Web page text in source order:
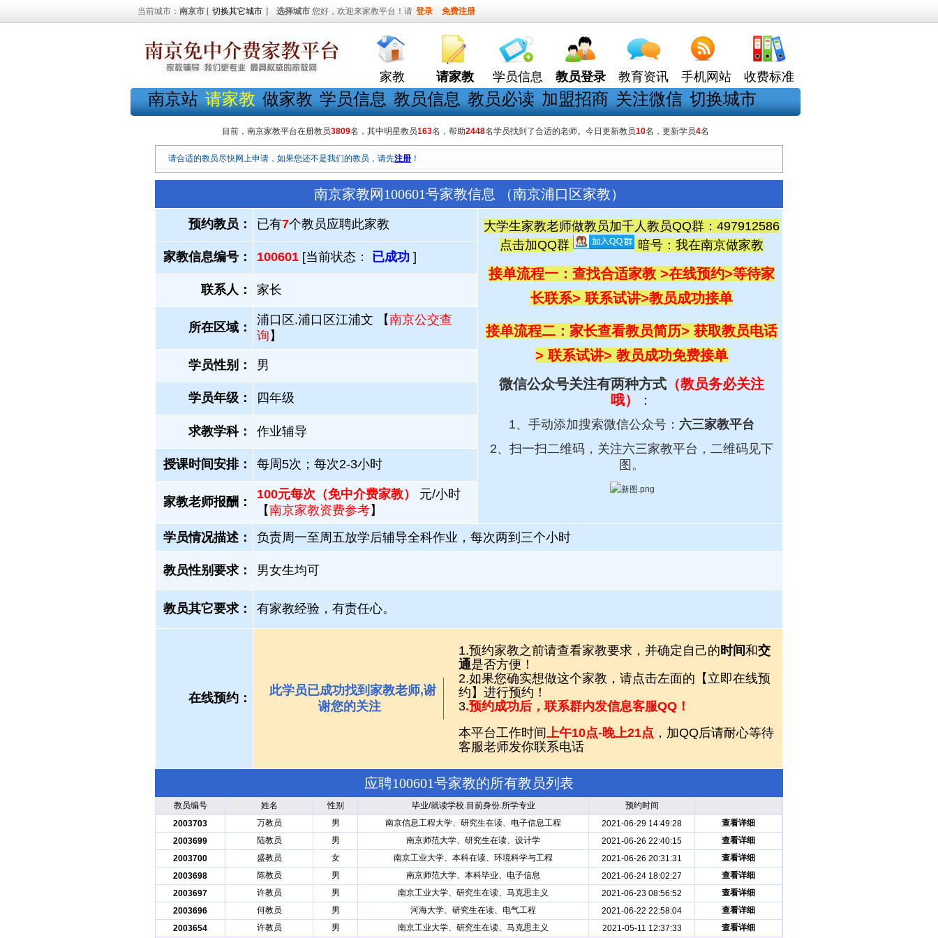
当前城市： 南京市 [ 切换其它城市 ] 选择城市 您好，欢迎来家教平台！请 登录 免费注册
家教 请家教 学员信息 教员登录 教育资讯 手机网站 收费标准
南京站 请家教 做家教 学员信息 教员信息 教员必读 加盟招商 关注微信 切换城市
目前，南京家教平台在册教员3809名，其中明星教员163名，帮助2448名学员找到了合适的老师。今日更新教员10名，更新学员4名
请合适的教员尽快网上申请，如果您还不是我们的教员，请先注册 ！
南京家教网100601号家教信息 （南京浦口区家教）
预约教员： 已有7个教员应聘此家教
大学生家教老师做教员加千人教员QQ群：497912586
点击加QQ群
暗号：我在南京做家教
接单流程一：查找合适家教 >在线预约>等待家
长联系> 联系试讲>教员成功接单
接单流程二：家长查看教员简历> 获取教员电话
> 联系试讲> 教员成功免费接单
微信公众号关注有两种方式（教员务必关注
哦）
：
1、手动添加搜索微信公众号： 六三家教平台
2、扫一扫二维码，关注六三家教平台， 二维码见下
图。
家教信息编号： 100601 [当前状态： 已成功 ]
联系人： 家长
所在区域：
浦口区.浦口区江浦文 【南京公交查
询 】
学员性别： 男
学员年级： 四年级
求教学科： 作业辅导
授课时间安排： 每周5次；每次2-3小时
家教老师报酬：
100元每次（免中介费家教）
元/小时
【南京家教资费参考】
学员情况描述：
负责周一至周五放学后辅导全科作业，每次两到三个小时
教员性别要求： 男女生均可
教员其它要求： 有家教经验，有责任心。
在线预约：
此学员已成功找到家教老师,谢
谢您的关注
1.预约家教之前请查看家教要求，并确定自己的时间和交
通是否方便！
2.如果您确实想做这个家教，请点击左面的【立即在线预
约】进行预约！
3.预约成功后，联系群内发信息客服QQ！
本平台工作时间上午10点-晚上21点 ，加QQ后请耐心等待
客服老师发你联系电话
应聘100601号家教的所有教员列表
教员编号 姓名 性别 毕业/就读学校.目前身份.所学专业
预约时间
2003703
万教员 男 南京信息工程大学、研究生在读、电子信息工程 2021-06-29 14:49:28
查看详细
2003699
陆教员 男 南京师范大学、研究生在读、设计学 2021-06-26 22:40:15
查看详细
2003700
盛教员 女 南京工业大学、本科在读、环境科学与工程 2021-06-26 20:31:31
查看详细
2003698
陈教员 男 南京师范大学、本科毕业、电子信息 2021-06-24 18:02:27
查看详细
2003697
许教员 男 南京工业大学、研究生在读、马克思主义 2021-06-23 08:56:52
查看详细
2003696
何教员 男 河海大学、研究生在读、电气工程 2021-06-22 22:58:04
查看详细
2003654
许教员 男 南京工业大学、研究生在读、马克思主义 2021-05-11 12:37:33 查看详细